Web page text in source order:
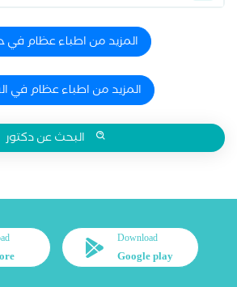
المزيد من اطباء عظام في
المزيد من اطباء عظام في
البحث عن دكتور
Download
Google play